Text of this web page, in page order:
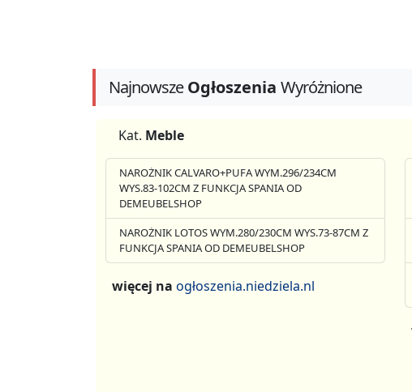
NajnowszeOgłoszenia Wyróżnione
Kat. Meble
NAROŻNIK CALVARO+PUFA WYM.296/234CM
WYS.83-102CM Z FUNKCJA SPANIA OD
DEMEUBELSHOP
NAROŻNIK LOTOS WYM.280/230CM WYS.73-87CM Z
FUNKCJA SPANIA OD DEMEUBELSHOP
więcej na ogłoszenia.niedziela.nl